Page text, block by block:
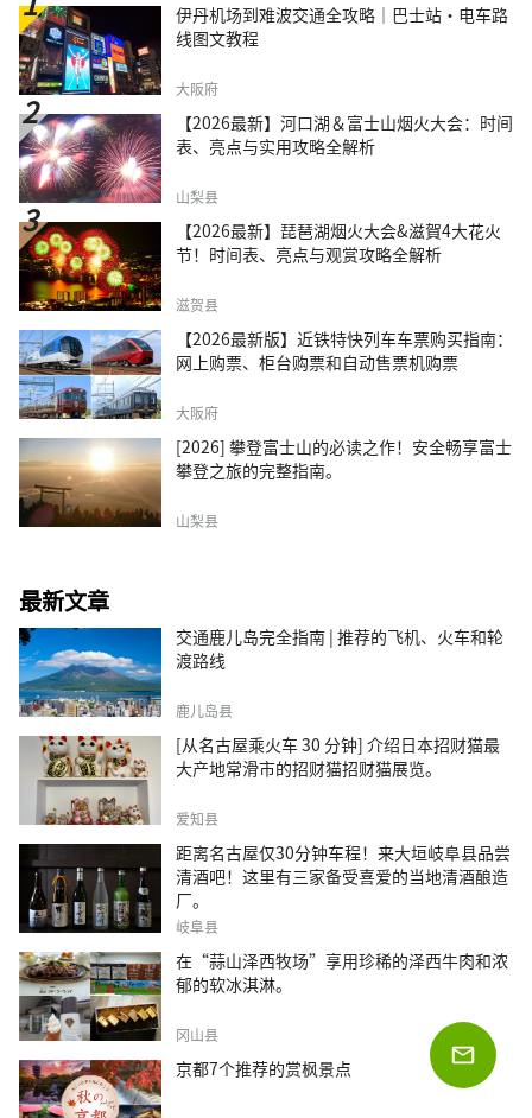
伊丹机场到难波交通全攻略｜巴士站・电车路
线图文教程
大阪府
【2026最新】河口湖＆富士山烟火大会：时间
表、亮点与实用攻略全解析
山梨县
【2026最新】琵琶湖烟火大会&滋賀4大花火
节！时间表、亮点与观赏攻略全解析
滋贺县
【2026最新版】近铁特快列车车票购买指南：
网上购票、柜台购票和自动售票机购票
大阪府
[2026] 攀登富士山的必读之作！安全畅享富士
攀登之旅的完整指南。
山梨县
最新文章
交通鹿儿岛完全指南 | 推荐的飞机、火车和轮
渡路线
鹿儿岛县
[从名古屋乘火车 30 分钟] 介绍日本招财猫最
大产地常滑市的招财猫招财猫展览。
爱知县
距离名古屋仅30分钟车程！来大垣岐阜县品尝
清酒吧！这里有三家备受喜爱的当地清酒酿造
厂。
岐阜县
在“蒜山泽西牧场”享用珍稀的泽西牛肉和浓
郁的软冰淇淋。
冈山县
京都7个推荐的赏枫景点